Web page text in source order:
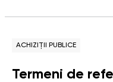
dreptului
Moldova”
ACHIZIȚII PUBLICE
Termeni de